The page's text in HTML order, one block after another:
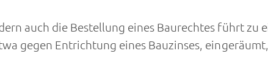
auch die Bestellung eines Baurechtes führt
gegen Entrichtung eines Bauzinses,